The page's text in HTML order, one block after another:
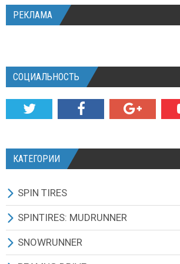
РЕКЛАМА
СОЦИАЛЬНОСТЬ
КАТЕГОРИИ
SPIN TIRES
СКАЧАТЬ ИГРУ
ВСЕ МОДЫ
SPINTIRES: MUDRUNNER
ВСЕ МОДЫ
SNOWRUNNER